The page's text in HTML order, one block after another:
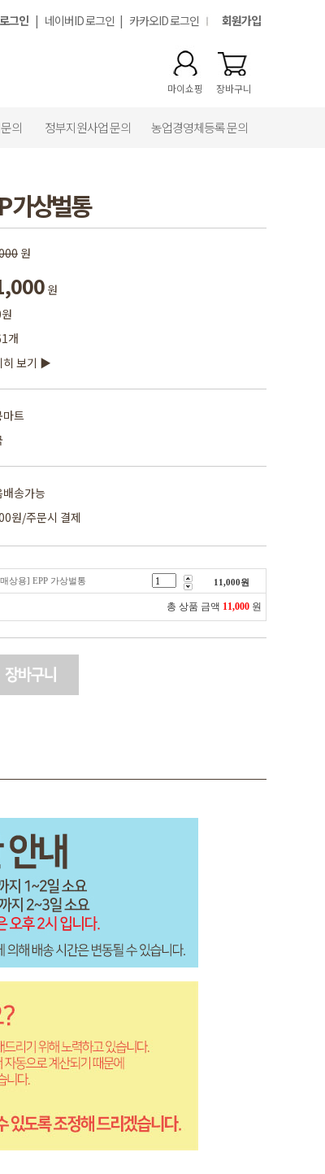
로그인 | 네이버ID 로그인 | 카카오ID 로그인 회원가입
마이쇼핑 장바구니
의 정부지원사업 문의 농업경영체등록 문의
가상벌통
원
원
개
히 보기 ▶
마트
배송가능
원/주문시 결제
상용] EPP 가상벌통 11,000원
총 상품 금액 11,000 원